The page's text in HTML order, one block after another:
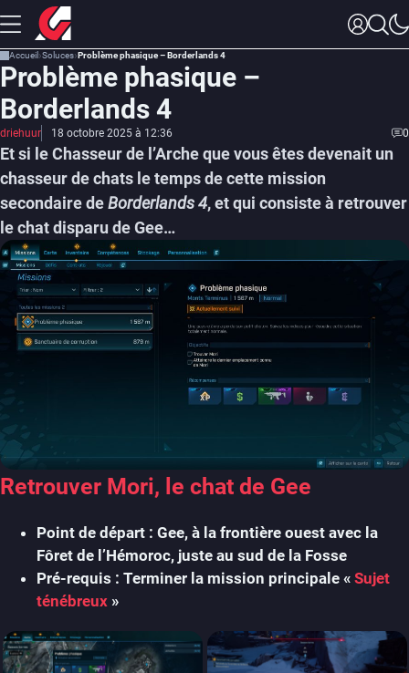
Accueil Soluces Problème phasique – Borderlands 4
Problème phasique –
Borderlands 4
driehuur 18 octobre 2025 à 12:36 0
Et si le Chasseur de l’Arche que vous êtes devenait un
chasseur de chats le temps de cette mission
secondaire deBorderlands 4, et qui consiste à retrouver
le chat disparu de Gee…
Retrouver Mori, le chat de Gee
Point de départ : Gee, à la frontière ouest avec la
Fôret de l’Hémoroc, juste au sud de la Fosse
Pré-requis : Terminer la mission principale « Sujet
ténébreux »